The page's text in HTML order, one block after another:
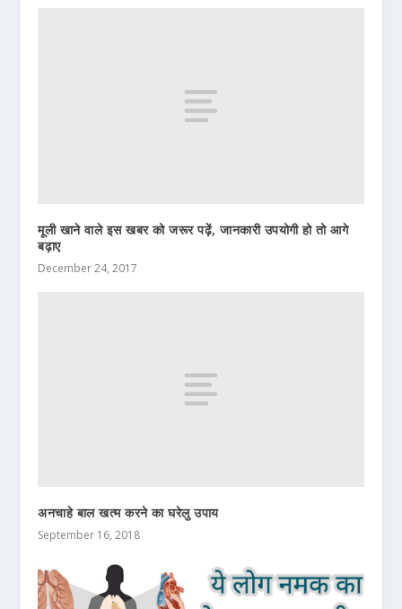
मूली खाने वाले इस खबर को जरूर पढ़ें, जानकारी उपयोगी हो तो आगे
बढ़ाए
December 24, 2017
अनचाहे बाल खत्म करने का घरेलु उपाय
September 16, 2018